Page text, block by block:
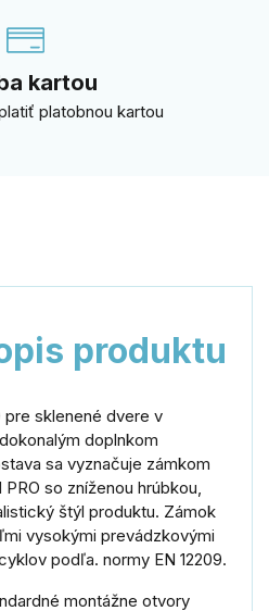
kartou
platobnou kartou
produktu
pre sklenené dvere v
doplnkom
sa vyznačuje zámkom
so zníženou hrúbkou,
štýl produktu. Zámok
vysokými prevádzkovými
podľa. normy EN 12209.
montážne otvory